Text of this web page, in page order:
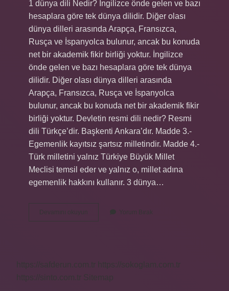
1 dünya dili Nedir? İngilizce önde gelen ve bazı
hesaplara göre tek dünya dilidir. Diğer olası
dünya dilleri arasında Arapça, Fransızca,
Rusça ve İspanyolca bulunur, ancak bu konuda
net bir akademik fikir birliği yoktur. İngilizce
önde gelen ve bazı hesaplara göre tek dünya
dilidir. Diğer olası dünya dilleri arasında
Arapça, Fransızca, Rusça ve İspanyolca
bulunur, ancak bu konuda net bir akademik fikir
birliği yoktur. Devletin resmi dili nedir? Resmi
dili Türkçe’dir. Başkenti Ankara’dır. Madde 3.-
Egemenlik kayıtsız şartsız milletindir. Madde 4.-
Türk milletini yalnız Türkiye Büyük Millet
Meclisi temsil eder ve yalnız o, millet adına
egemenlik hakkını kullanır. 3 dünya…
Devamını okuyun
Dünyanın
Resmi
Yorum Bırak
https://safderun.com.tr
https://sokoglam.com.tr
https://sinto.com.tr Sitemap